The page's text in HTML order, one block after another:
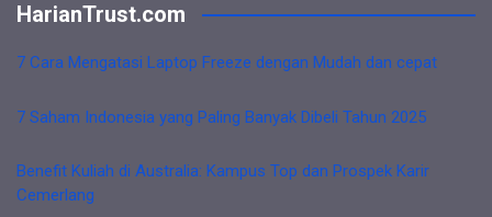
HarianTrust.com
7 Cara Mengatasi Laptop Freeze dengan Mudah dan cepat
7 Saham Indonesia yang Paling Banyak Dibeli Tahun 2025
Benefit Kuliah di Australia: Kampus Top dan Prospek Karir
Cemerlang